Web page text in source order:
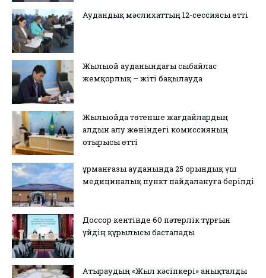
Аудандық мәслихаттың 12-сессиясы өтті
Жылыой ауданындағы сыбайлас
жемқорлық – жіті бақылауда
Жылыойда төтенше жағдайлардың
алдын алу жөніндегі комиссияның
отырысы өтті
Құрманғазы ауданында 25 орындық үш
медициналық пункт пайдалануға берілді
Доссор кентінде 60 пәтерлік тұрғын
үйдің құрылысы басталады
Атыраудың «Жыл кәсіпкері» анықталды